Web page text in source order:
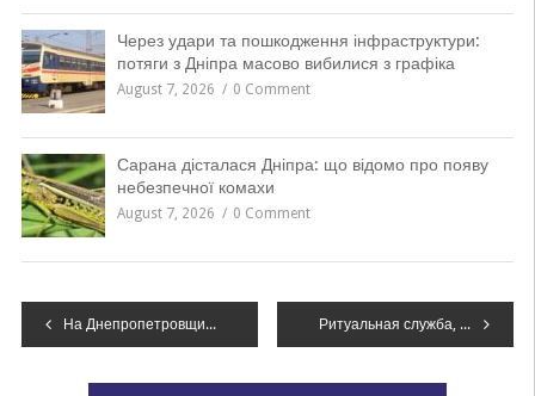
Через удари та пошкодження інфраструктури:
потяги з Дніпра масово вибилися з графіка
August 7, 2026 0 Comment
Сарана дісталася Дніпра: що відомо про появу
небезпечної комахи
August 7, 2026 0 Comment
Навігація
На Днепропетровщине мужчина угнал автомобиль, не смог его продать и оставил на улице, – ФОТО Ритуальная служба, интернет, больницы и деревья: Филатов комментирует городские слухи, – ВИДЕО